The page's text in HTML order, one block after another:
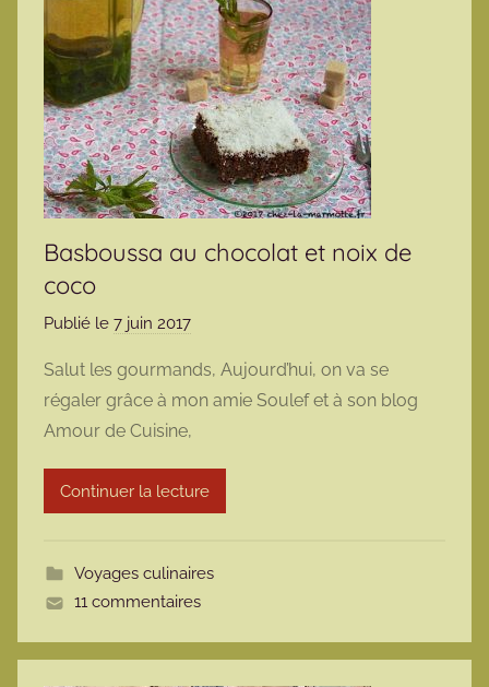
Basboussa au chocolat et noix de
coco
Publié le 7 juin 2017
r
m
r
m
t
e
Salut les gourmands, Aujourd’hui, on va se
régaler grâce à mon amie Soulef et à son blog
Amour de Cuisine,
Continuer la lecture
Voyages culinaires
11 commentaires